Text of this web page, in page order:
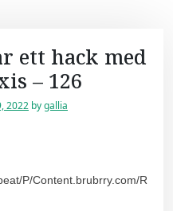
ett hack med
– 126
2022 bygallia
P/Content.brubrry.com/R